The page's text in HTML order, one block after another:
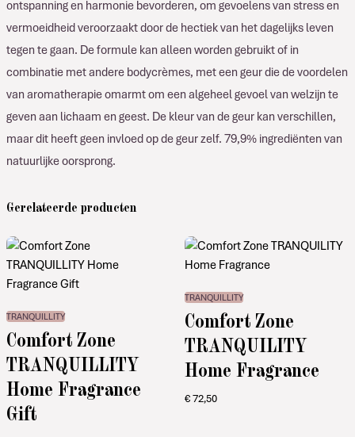
ontspanning en harmonie bevorderen, om gevoelens van stress en
vermoeidheid veroorzaakt door de hectiek van het dagelijks leven
tegen te gaan. De formule kan alleen worden gebruikt of in
combinatie met andere bodycrèmes, met een geur die de voordelen
van aromatherapie omarmt om een algeheel gevoel van welzijn te
geven aan lichaam en geest. De kleur van de geur kan verschillen,
maar dit heeft geen invloed op de geur zelf. 79,9% ingrediënten van
natuurlijke oorsprong.
Gerelateerde producten
TRANQUILLITY
Comfort Zone
TRANQUILLITY
Home Fragrance
Gift
TRANQUILLITY
Comfort Zone
TRANQUILITY
Home Fragrance
€72,50